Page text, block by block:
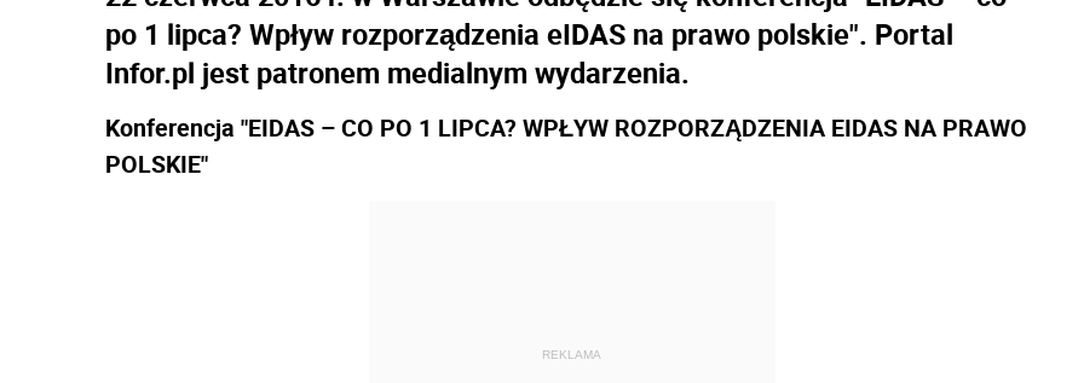
po 1 lipca? Wpływ rozporządzenia eIDAS na prawo polskie". Portal
Infor.pl jest patronem medialnym wydarzenia.
Konferencja "EIDAS – CO PO 1 LIPCA? WPŁYW ROZPORZĄDZENIA EIDAS NA PRAWO
POLSKIE"
REKLAMA